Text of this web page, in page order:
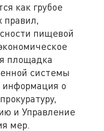
как грубое
правил,
пищевой
площадка
системы
информация о
и Управление
мер.